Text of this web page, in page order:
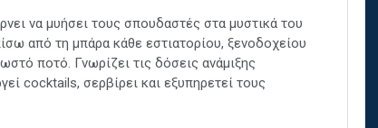
να μυήσει τους σπουδαστές στα μυστικά του
από τη μπάρα κάθε εστιατορίου, ξενοδοχείου
ποτό. Γνωρίζει τις δόσεις ανάμιξης
cocktails, σερβίρει και εξυπηρετεί τους